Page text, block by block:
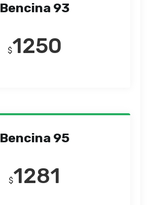
Bencina 93
$1250
Bencina 95
$1281